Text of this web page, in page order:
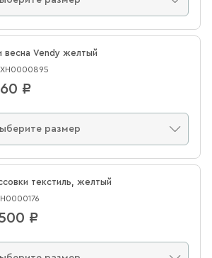
весна Vendy желтый
XН0000895
₽
текстиль, желтый
₽